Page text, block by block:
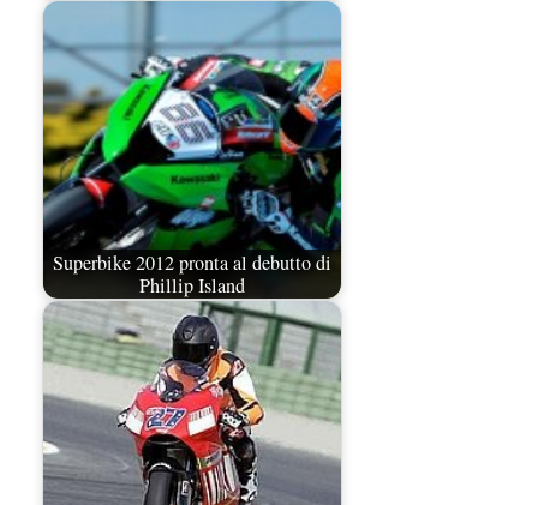
Superbike 2012 pronta al debutto di
Phillip Island